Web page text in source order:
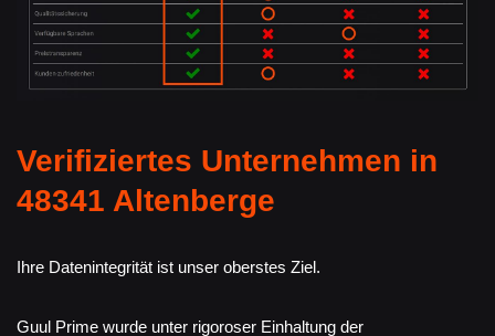
Verifiziertes Unternehmen in
48341 Altenberge
Ihre Datenintegrität ist unser oberstes Ziel.
Guul Prime wurde unter rigoroser Einhaltung der